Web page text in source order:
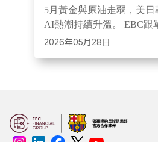
5月黃金與原油走弱，美日
AI熱潮持續升溫。 EBC跟
黃金與美股指數交易實現
2026年05月28日